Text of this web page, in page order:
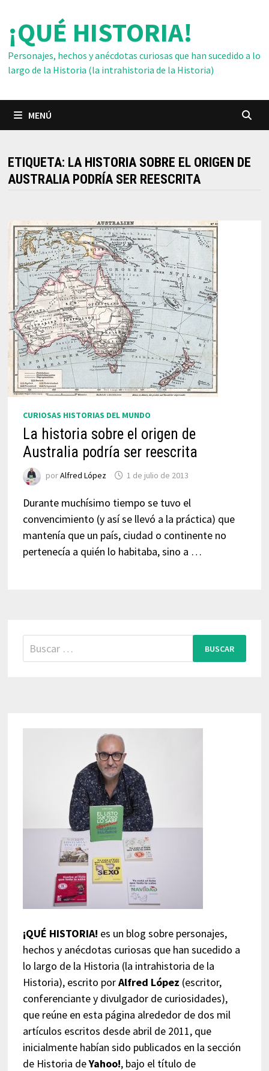
contenido
¡QUÉ HISTORIA!
Personajes, hechos y anécdotas curiosas que han sucedido a lo
largo de la Historia (la intrahistoria de la Historia)
MENÚ
ETIQUETA: LA HISTORIA SOBRE EL ORIGEN DE
AUSTRALIA PODRÍA SER REESCRITA
CURIOSAS HISTORIAS DEL MUNDO
La historia sobre el origen de
Australia podría ser reescrita
porAlfred López 1 de julio de 2013
Durante muchísimo tiempo se tuvo el
convencimiento (y así se llevó a la práctica) que
mantenía que un país, ciudad o continente no
pertenecía a quién lo habitaba, sino a …
Buscar:
¡QUÉ HISTORIA! es un blog sobre personajes,
hechos y anécdotas curiosas que han sucedido a
lo largo de la Historia (la intrahistoria de la
Historia), escrito porAlfred López (escritor,
conferenciante y divulgador de curiosidades),
que reúne en esta página alrededor de dos mil
artículos escritos desde abril de 2011, que
inicialmente habían sido publicados en la sección
de Historia deYahoo!, bajo el título de